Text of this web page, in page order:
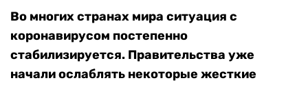
Во многих странах мира ситуация с
коронавирусом постепенно
стабилизируется. Правительства уже
начали ослаблять некоторые жесткие